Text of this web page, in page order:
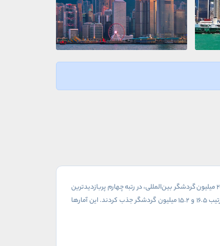
میلیون گردشگر بین‌المللی، در رتبه چهارم پربازدیدترین
۱۶.۵ و۱۵.۲میلیون گردشگر جذب کردند. این آمارها